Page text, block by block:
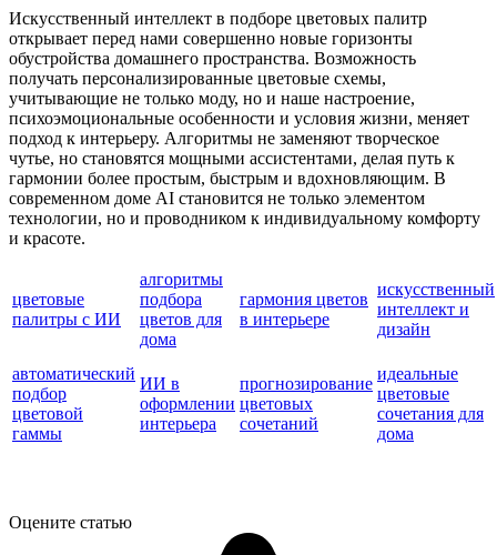
Искусственный интеллект в подборе цветовых палитр
открывает перед нами совершенно новые горизонты
обустройства домашнего пространства. Возможность
получать персонализированные цветовые схемы,
учитывающие не только моду, но и наше настроение,
психоэмоциональные особенности и условия жизни, меняет
подход к интерьеру. Алгоритмы не заменяют творческое
чутье, но становятся мощными ассистентами, делая путь к
гармонии более простым, быстрым и вдохновляющим. В
современном доме AI становится не только элементом
технологии, но и проводником к индивидуальному комфорту
и красоте.
цветовые
палитры с ИИ
алгоритмы
подбора
цветов для
дома
гармония цветов
в интерьере
искусственный
интеллект и
дизайн
автоматический
подбор
цветовой
гаммы
ИИ в
оформлении
интерьера
прогнозирование
цветовых
сочетаний
идеальные
цветовые
сочетания для
дома
Оцените статью